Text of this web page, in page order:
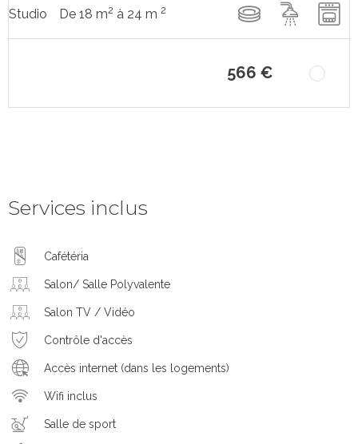
Studio De 18 m2 à 24 m 2
566 €
Services inclus
Cafétéria
Salon/ Salle Polyvalente
Salon TV / Vidéo
Contrôle d'accès
Accès internet (dans les logements)
Wifi inclus
Salle de sport